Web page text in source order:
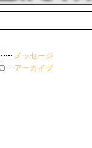
メッセージ
アーカイブ